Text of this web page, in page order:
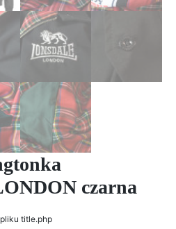
czarna
title.php